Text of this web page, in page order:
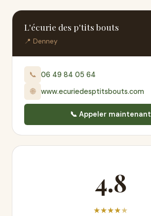
L'écurie des p'tits bouts
📍 Denney
📞 06 49 84 05 64
🌐 www.ecuriedesptitsbouts.com
📞 Appeler maintenant
4.8
★★★★★